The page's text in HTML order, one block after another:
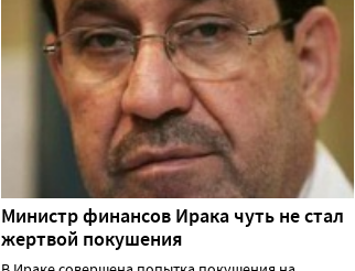
Министр финансов Ирака чуть не стал
жертвой покушения